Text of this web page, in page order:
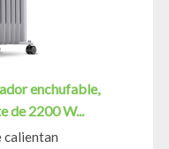
enchufable,
de 2200 W...
calientan